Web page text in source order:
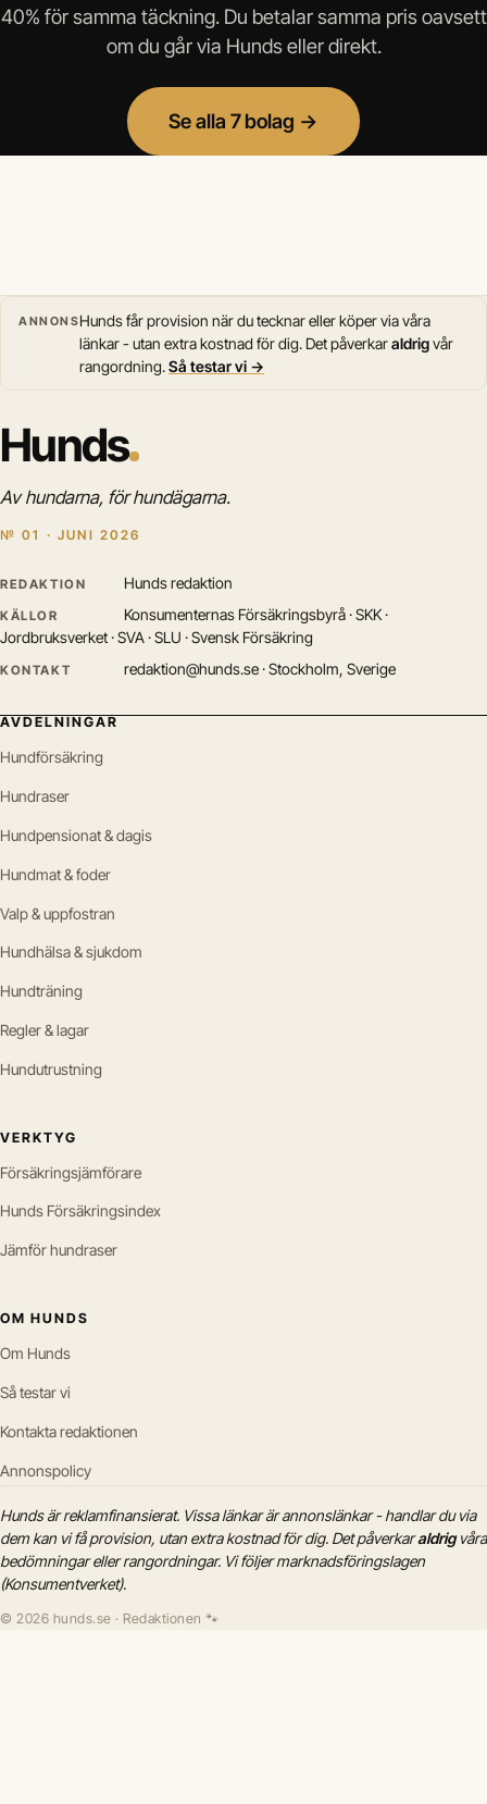
40% för samma täckning. Du betalar samma pris oavsett
om du går via Hunds eller direkt.
Se alla 7 bolag →
ANNONSHunds får provision när du tecknar eller köper via våra
länkar - utan extra kostnad för dig. Det påverkaraldrigvår
rangordning.Så testar vi →
Hunds
Av hundarna, för hundägarna.
№ 01 · JUNI 2026
REDAKTION Hunds redaktion
KÄLLOR
Konsumenternas Försäkringsbyrå · SKK ·
Jordbruksverket · SVA · SLU · Svensk Försäkring
KONTAKT redaktion@hunds.se · Stockholm, Sverige
AVDELNINGAR
Hundförsäkring
Hundraser
Hundpensionat & dagis
Hundmat & foder
Valp & uppfostran
Hundhälsa & sjukdom
Hundträning
Regler & lagar
Hundutrustning
VERKTYG
Försäkringsjämförare
Hunds Försäkringsindex
Jämför hundraser
OM HUNDS
Om Hunds
Så testar vi
Kontakta redaktionen
Annonspolicy
Hunds är reklamfinansierat. Vissa länkar är annonslänkar - handlar du via
dem kan vi få provision, utan extra kostnad för dig. Det påverkaraldrigvåra
bedömningar eller rangordningar. Vi följer marknadsföringslagen
(Konsumentverket).
© 2026 hunds.se · Redaktionen 🐾